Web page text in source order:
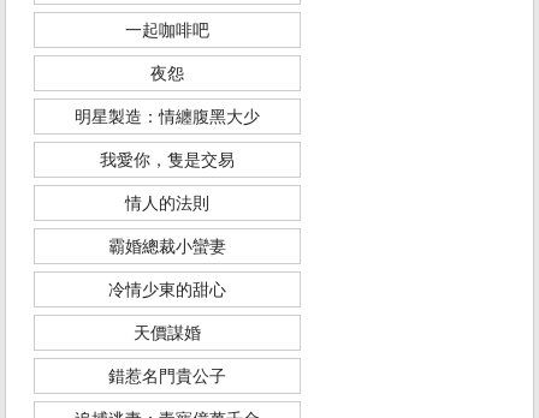
一起咖啡吧
夜怨
明星製造：情纏腹黑大少
我愛你，隻是交易
情人的法則
霸婚總裁小蠻妻
冷情少東的甜心
天價謀婚
錯惹名門貴公子